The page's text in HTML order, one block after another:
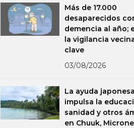
العربية
Русский
Blog
Tokio
Avisos
Más de 17.000
desaparecidos
demencia al año;
la vigilancia
clave
03/08/2026
La ayuda japonesa
impulsa la
sanidad y otros
en Chuuk,